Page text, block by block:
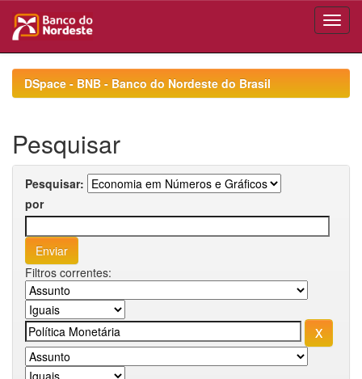
navigationDSpace - BNB - Banco do Nordeste do Brasil
Pesquisar
Pesquisar:
por
Filtros correntes: